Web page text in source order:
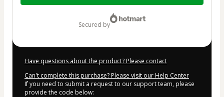
secured by
Have questions about the product? Please contact
Can't complete this purchase? Please visit our Help Center
If you need to submit a request to our support team, please
provide the code below: